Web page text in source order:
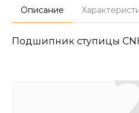
Описание
Подшипник ступицы